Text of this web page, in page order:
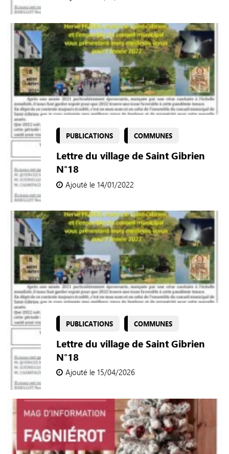
PUBLICATIONS COMMUNES
Lettre du village de Saint Gibrien
N°18
Ajouté le 14/01/2022
PUBLICATIONS COMMUNES
Lettre du village de Saint Gibrien
N°18
Ajouté le 15/04/2026